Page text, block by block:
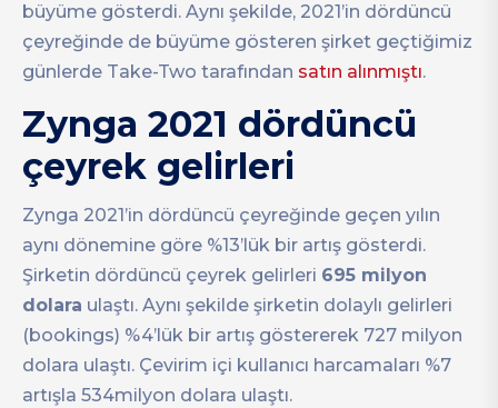
büyüme gösterdi. Aynı şekilde, 2021’in dördüncü
çeyreğinde de büyüme gösteren şirket geçtiğimiz
günlerde Take-Two tarafından satın alınmıştı.
Zynga 2021 dördüncü
çeyrek gelirleri
Zynga 2021’in dördüncü çeyreğinde geçen yılın
aynı dönemine göre %13’lük bir artış gösterdi.
Şirketin dördüncü çeyrek gelirleri 695 milyon
dolara ulaştı. Aynı şekilde şirketin dolaylı gelirleri
(bookings) %4’lük bir artış göstererek 727 milyon
dolara ulaştı. Çevirim içi kullanıcı harcamaları %7
artışla 534milyon dolara ulaştı.